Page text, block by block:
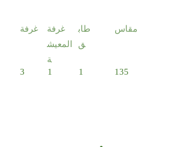
غرفة
3
غرفة
المعيش
ة
1
طاب
ق
1
مقاس
135